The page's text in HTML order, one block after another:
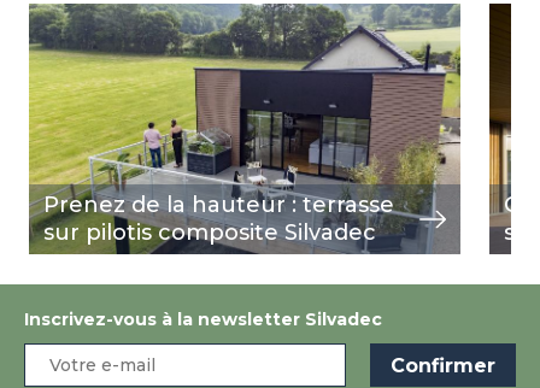
Prenez de la hauteur : terrasse
sur pilotis composite Silvadec
Image
view
Inscrivez-vous à la newsletter Silvadec